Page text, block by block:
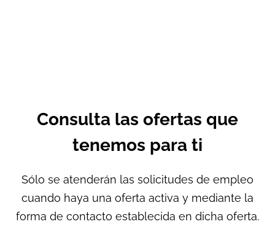
Consulta las ofertas que
tenemos para ti
Sólo se atenderán las solicitudes de empleo
cuando haya una oferta activa y mediante la
forma de contacto establecida en dicha oferta.